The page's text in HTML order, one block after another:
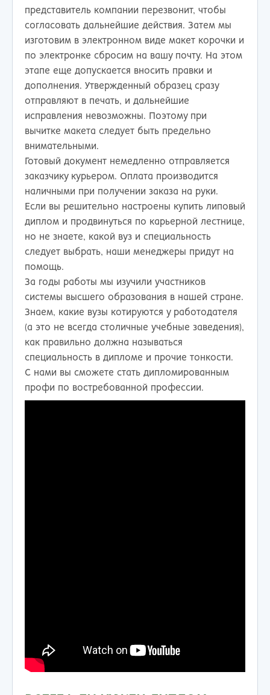
представитель компании перезвонит, чтобы
согласовать дальнейшие действия. Затем мы
изготовим в электронном виде макет корочки и
по электронке сбросим на вашу почту. На этом
этапе еще допускается вносить правки и
дополнения. Утвержденный образец сразу
отправляют в печать, и дальнейшие
исправления невозможны. Поэтому при
вычитке макета следует быть предельно
внимательными.
Готовый документ немедленно отправляется
заказчику курьером. Оплата производится
наличными при получении заказа на руки.
Если вы решительно настроены купить липовый
диплом и продвинуться по карьерной лестнице,
но не знаете, какой вуз и специальность
следует выбрать, наши менеджеры придут на
помощь.
За годы работы мы изучили участников
системы высшего образования в нашей стране.
Знаем, какие вузы котируются у работодателя
(а это не всегда столичные учебные заведения),
как правильно должна называться
специальность в дипломе и прочие тонкости.
С нами вы сможете стать дипломированным
профи по востребованной профессии.